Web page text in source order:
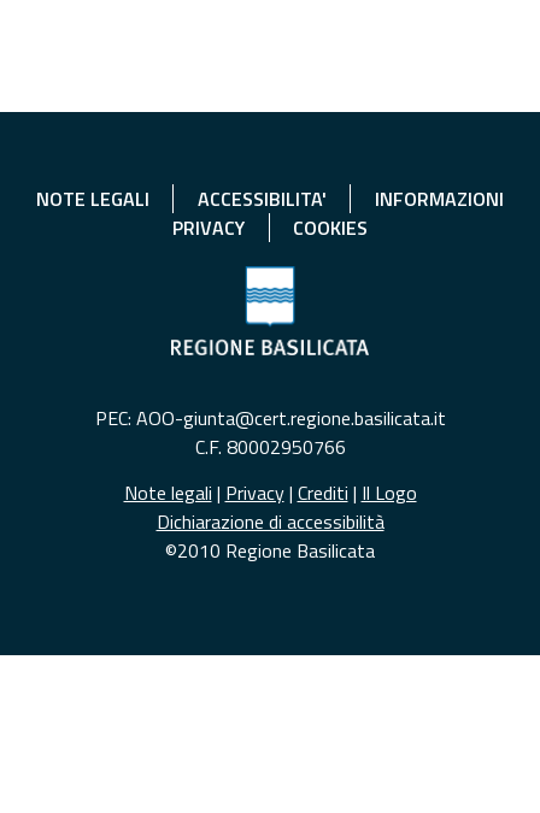
NOTE LEGALI ACCESSIBILITA'
INFORMAZIONI
PRIVACY
COOKIES
PEC: AOO-giunta@cert.regione.basilicata.it
C.F. 80002950766
Note legali | Privacy| Crediti | Il Logo
Dichiarazione di accessibilità
©2010 Regione Basilicata